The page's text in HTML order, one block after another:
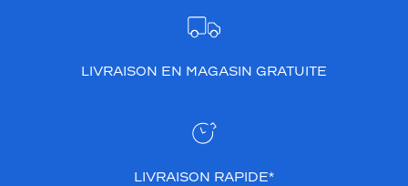
LIVRAISON EN MAGASIN GRATUITE
LIVRAISON RAPIDE*